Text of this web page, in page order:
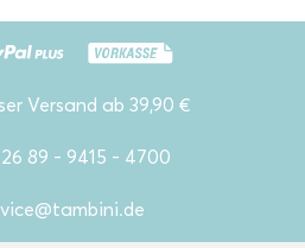
Versand ab 39,90 €
89 - 9415 - 4700